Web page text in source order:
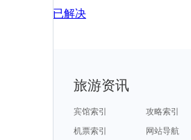
已解决
旅游资讯
宾馆索引
攻略索引
机票索引
网站导航